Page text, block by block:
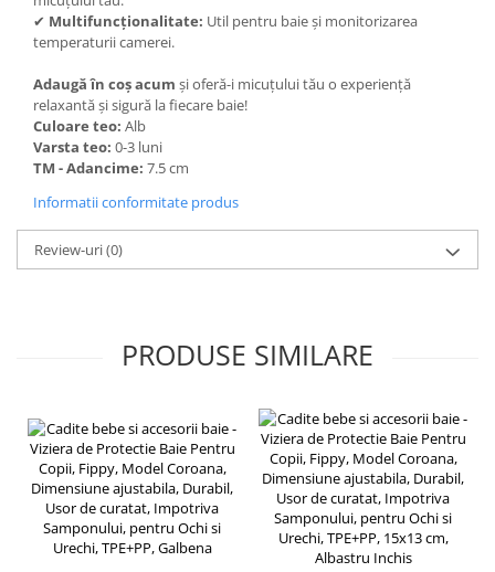
Feronerie
Balamale si zavoare
Broaste si clante
Accesorii litiere
Accesorii pentru animale
Articole si accesorii birou
Electrocasnice
Genți de voiaj & genți
Bricolaj
Echipamente de constructii si
instalatii
Betoniere
Alte instrumente de constructie
✔ Multifuncționalitate: Util pentru baie și monitorizarea
temperaturii camerei.
Adaugă în coș acum și oferă-i micuțului tău o experiență
relaxantă și sigură la fiecare baie!
Culoare teo: Alb
Varsta teo: 0-3 luni
TM - Adancime: 7.5 cm
Informatii conformitate produs
Review-uri(0)
PRODUSE SIMILARE